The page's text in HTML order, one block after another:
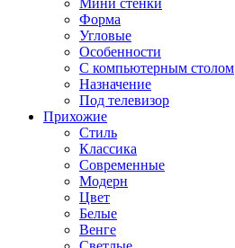
Мини стенки
Форма
Угловые
Особенности
С компьютерным столом
Назначение
Под телевизор
Прихожие
Стиль
Классика
Современные
Модерн
Цвет
Белые
Венге